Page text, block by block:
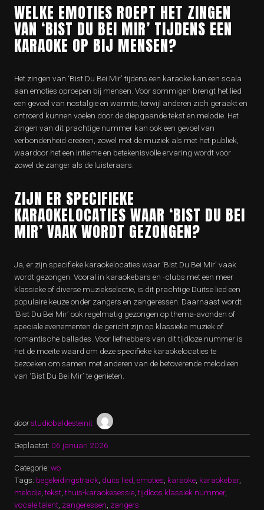
WELKE EMOTIES ROEPT HET ZINGEN
VAN ‘BIST DU BEI MIR’ TIJDENS EEN
KARAOKE OP BIJ MENSEN?
Het zingen van ‘Bist Du Bei Mir’ tijdens een karaoke kan een scala
aan emoties oproepen bij mensen. Voor sommigen brengt het lied
een gevoel van nostalgie en warmte, terwijl anderen zich geraakt en
ontroerd kunnen voelen door de diepgaande tekst en melodie. Het
zingen van dit prachtige nummer kan ook een gevoel van
verbondenheid creëren, zowel met de muziek als met het publiek,
waardoor het een intieme en betekenisvolle ervaring wordt voor
zowel de zanger als de luisteraars.
ZIJN ER SPECIFIEKE
KARAOKELOCATIES WAAR ‘BIST DU BEI
MIR’ VAAK WORDT GEZONGEN?
Ja, er zijn specifieke karaokelocaties waar ‘Bist Du Bei Mir’ vaak
wordt gezongen. Vooral in karaokebars en -clubs met een meer
klassieke of diverse muziekselectie, is dit prachtige Duitse lied een
populaire keuze onder zangers en zangeressen. Daarnaast wordt
‘Bist Du Bei Mir’ ook regelmatig gezongen op thema-avonden of
speciale evenementen die gericht zijn op klassieke muziek of
romantische ballades. Voor liefhebbers van dit tijdloze nummer is
het de moeite waard om deze specifieke karaokelocaties te
bezoeken om samen met anderen van de betoverende melodieën
van ‘Bist Du Bei Mir’ te genieten.
doorstudiobaldesteinit
Geplaatst: 06 januari 2026
Categorie: wo
Tags: begeleidingstrack duits lied emoties karaoke karaokebar,
melodie ,tekst ,thuis-karaokesessie ,tijdloos klassiek nummer,
vocale talent zangeressen zangers